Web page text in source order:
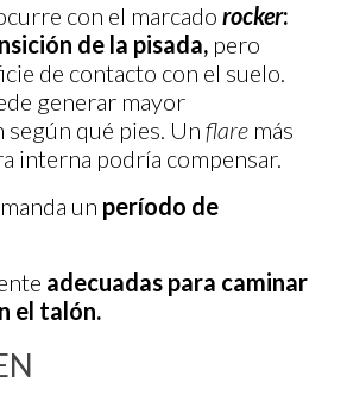
con el marcado rocker:
de la pisada, pero
de contacto con el suelo.
generar mayor
qué pies. Un flare más
interna podría compensar.
un período de
adecuadas para caminar
el talón.